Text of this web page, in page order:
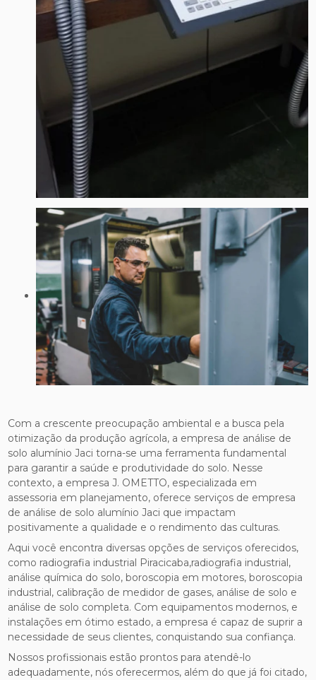
Com a crescente preocupação ambiental e a busca pela
otimização da produção agrícola, a empresa de análise de
solo alumínio Jaci torna-se uma ferramenta fundamental
para garantir a saúde e produtividade do solo. Nesse
contexto, a empresa J. OMETTO, especializada em
assessoria em planejamento, oferece serviços de empresa
de análise de solo alumínio Jaci que impactam
positivamente a qualidade e o rendimento das culturas.
Aqui você encontra diversas opções de serviços oferecidos,
como radiografia industrial Piracicaba,radiografia industrial,
análise química do solo, boroscopia em motores, boroscopia
industrial, calibração de medidor de gases, análise de solo e
análise de solo completa. Com equipamentos modernos, e
instalações em ótimo estado, a empresa é capaz de suprir a
necessidade de seus clientes, conquistando sua confiança.
Nossos profissionais estão prontos para atendê-lo
adequadamente, nós oferecermos, além do que já foi citado,